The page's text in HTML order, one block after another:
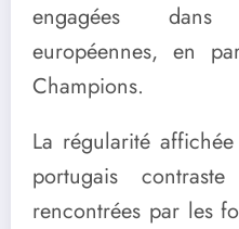
engagées
européennes, en
Champions.
La régularité
portugais
rencontrées par les